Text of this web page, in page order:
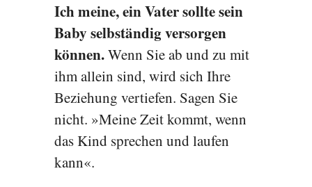
Ich meine, ein Vater sollte sein
Baby selbständig versorgen
können.Wenn Sie ab und zu mit
ihm allein sind, wird sich Ihre
Beziehung vertiefen. Sagen Sie
nicht. »Meine Zeit kommt, wenn
das Kind sprechen und laufen
kann«.